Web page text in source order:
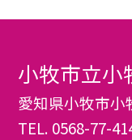
小牧市立小
愛知県小牧市小
TEL. 0568-77-